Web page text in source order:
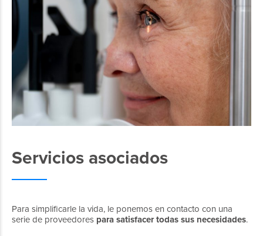
Servicios asociados
Para simplificarle la vida, le ponemos en contacto con una
serie de proveedores para satisfacer todas sus necesidades.